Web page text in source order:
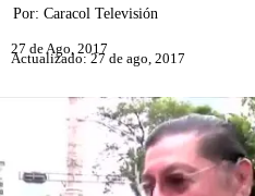
Por: Caracol Televisión
27 de Ago, 2017
Actualizado: 27 de ago, 2017